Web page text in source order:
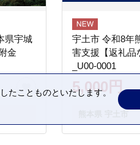
県宇城
金
宇土市 令和8年
害支援【返礼品
_U00-0001
5,000円
たことものといたします。